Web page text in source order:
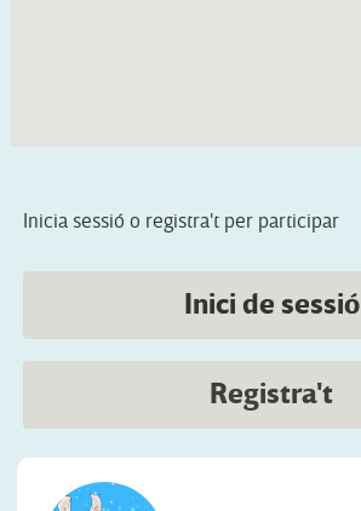
Inicia sessió o registra't per participar
Inici de sessió
Registra't